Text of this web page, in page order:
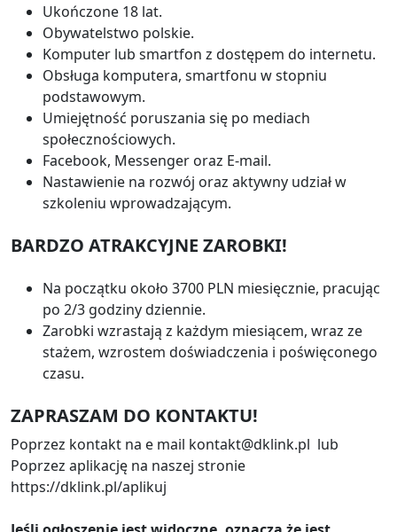
Ukończone 18 lat.
Obywatelstwo polskie.
Komputer lub smartfon z dostępem do internetu.
Obsługa komputera, smartfonu w stopniu
podstawowym.
Umiejętność poruszania się po mediach
społecznościowych.
Facebook, Messenger oraz E-mail.
Nastawienie na rozwój oraz aktywny udział w
szkoleniu wprowadzającym.
BARDZO ATRAKCYJNE ZAROBKI!
Na początku około 3700 PLN miesięcznie, pracując
po 2/3 godziny dziennie.
Zarobki wzrastają z każdym miesiącem, wraz ze
stażem, wzrostem doświadczenia i poświęconego
czasu.
ZAPRASZAM DO KONTAKTU!
Poprzez kontakt na e mail kontakt@dklink.pl lub
Poprzez aplikację na naszej stronie
https://dklink.pl/aplikuj